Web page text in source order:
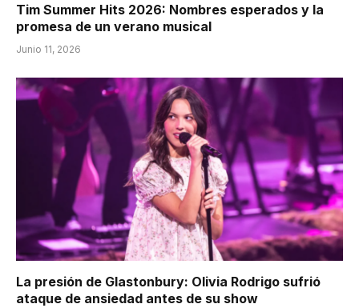
Tim Summer Hits 2026: Nombres esperados y la
promesa de un verano musical
Junio 11, 2026
La presión de Glastonbury: Olivia Rodrigo sufrió
ataque de ansiedad antes de su show